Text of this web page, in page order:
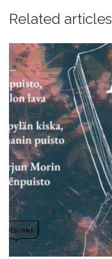
Related articles